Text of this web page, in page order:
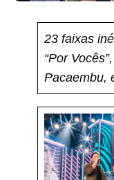
23 faixas
“Por
Pacaembu,